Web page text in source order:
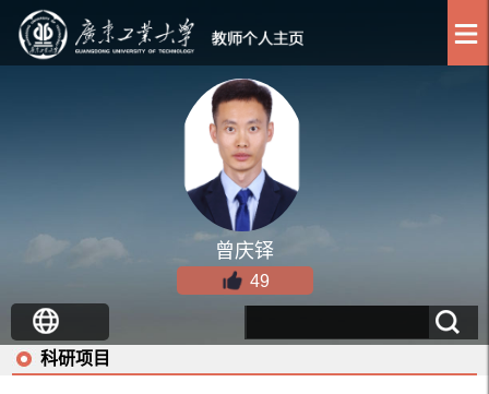
曾庆铎
49
科研项目